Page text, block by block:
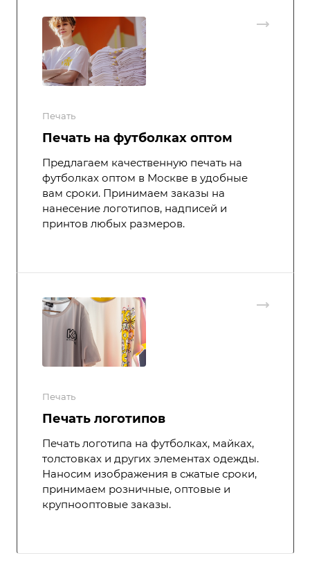
Печать
Печать на футболках оптом
Предлагаем качественную печать на
футболках оптом в Москве в удобные
вам сроки. Принимаем заказы на
нанесение логотипов, надписей и
принтов любых размеров.
Печать
Печать логотипов
Печать логотипа на футболках, майках,
толстовках и других элементах одежды.
Наносим изображения в сжатые сроки,
принимаем розничные, оптовые и
крупнооптовые заказы.